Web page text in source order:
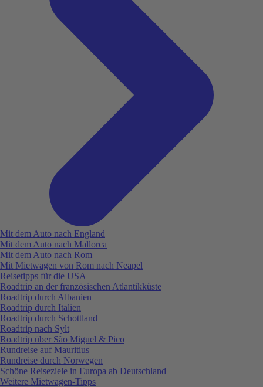
Mit dem Auto nach England
Mit dem Auto nach Mallorca
Mit dem Auto nach Rom
Mit Mietwagen von Rom nach Neapel
Reisetipps für die USA
Roadtrip an der französischen Atlantikküste
Roadtrip durch Albanien
Roadtrip durch Italien
Roadtrip durch Schottland
Roadtrip nach Sylt
Roadtrip über São Miguel & Pico
Rundreise auf Mauritius
Rundreise durch Norwegen
Schöne Reiseziele in Europa ab Deutschland
Weitere Mietwagen-Tipps